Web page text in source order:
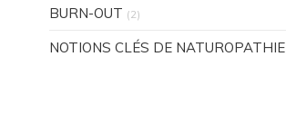
BURN-OUT (2)
NOTIONS CLÉS DE NATUROPATHIE